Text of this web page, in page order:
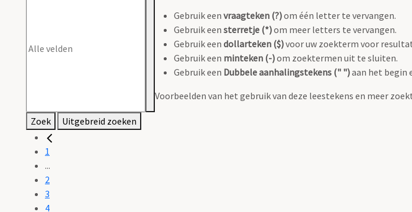
Gebruik een vraagteken (?)om één letter te vervangen.
Gebruik een sterretje (*)om meer letters te vervangen.
Gebruik een dollarteken ($)voor uw zoekterm voor
Gebruik een minteken (-)om zoektermen uit te sluiten.
Gebruik een Dubbele aanhalingstekens (" ")aan het begin
Voorbeelden van het gebruik van deze leestekens en meer
Zoek Uitgebreid zoeken
1
...
2
3
4